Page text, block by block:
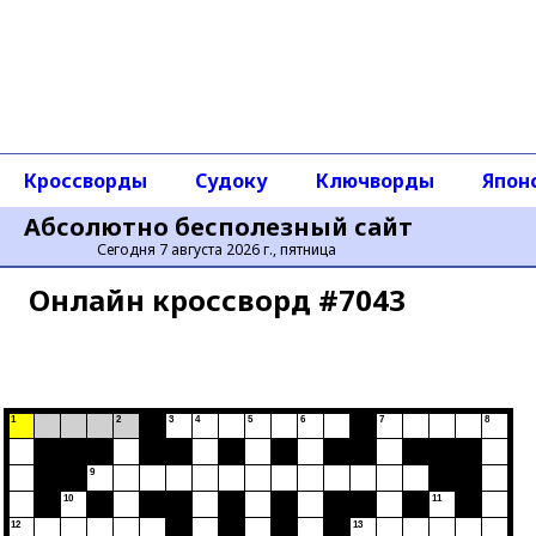
Абсолютно бесполезный сайт
Сегодня 7 августа 2026 г., пятница
Кроссворды Судоку Ключворды
Онлайн кроссворд #7043
1
12
10
9
2 3 4 5 6
13
7
11
8